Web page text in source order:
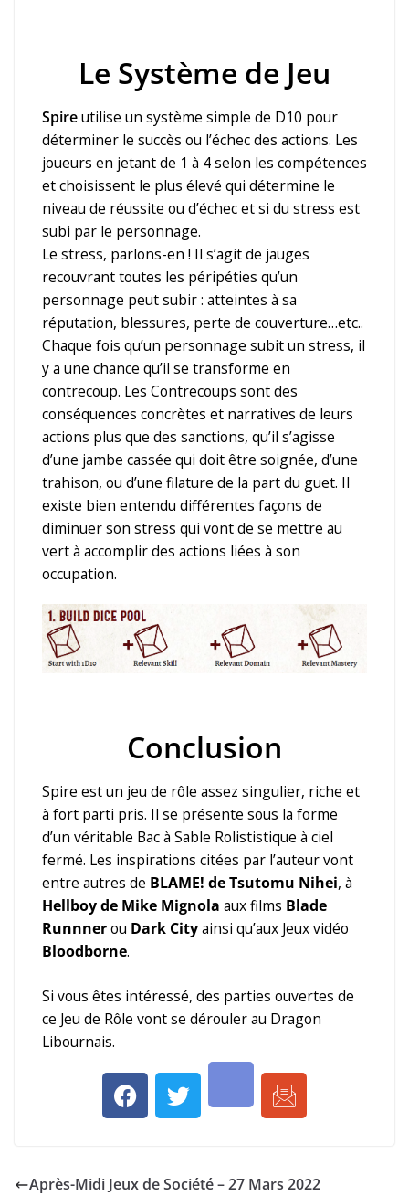
Le Système de Jeu
Spireutilise un système simple de D10 pour
déterminer le succès ou l’échec des actions. Les
joueurs en jetant de 1 à 4 selon les compétences
et choisissent le plus élevé qui détermine le
niveau de réussite ou d’échec et si du stress est
subi par le personnage.
Le stress, parlons-en ! Il s’agit de jauges
recouvrant toutes les péripéties qu’un
personnage peut subir : atteintes à sa
réputation, blessures, perte de couverture…etc..
Chaque fois qu’un personnage subit un stress, il
y a une chance qu’il se transforme en
contrecoup. Les Contrecoups sont des
conséquences concrètes et narratives de leurs
actions plus que des sanctions, qu’il s’agisse
d’une jambe cassée qui doit être soignée, d’une
trahison, ou d’une filature de la part du guet. Il
existe bien entendu différentes façons de
diminuer son stress qui vont de se mettre au
vert à accomplir des actions liées à son
occupation.
Conclusion
Spire est un jeu de rôle assez singulier, riche et
à fort parti pris. Il se présente sous la forme
d’un véritable Bac à Sable Rolististique à ciel
fermé. Les inspirations citées par l’auteur vont
entre autres de BLAME! de Tsutomu Nihei, à
Hellboy de Mike Mignola aux films Blade
Runnnerou Dark Cityainsi qu’aux Jeux vidéo
Bloodborne.
Si vous êtes intéressé, des parties ouvertes de
ce Jeu de Rôle vont se dérouler au Dragon
Libournais.
Après-Midi Jeux de Société – 27 Mars 2022